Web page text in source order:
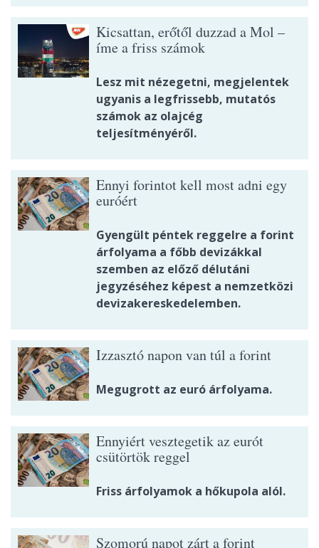
Kicsattan, erőtől duzzad a Mol –
íme a friss számok
Lesz mit nézegetni, megjelentek
ugyanis a legfrissebb, mutatós
számok az olajcég
teljesítményéről.
Ennyi forintot kell most adni egy
euróért
Gyengült péntek reggelre a forint
árfolyama a főbb devizákkal
szemben az előző délutáni
jegyzéséhez képest a nemzetközi
devizakereskedelemben.
Izzasztó napon van túl a forint
Megugrott az euró árfolyama.
Ennyiért vesztegetik az eurót
csütörtök reggel
Friss árfolyamok a hőkupola alól.
Szomorú napot zárt a forint